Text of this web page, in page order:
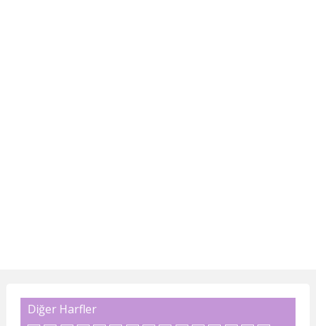
Diğer Harfler